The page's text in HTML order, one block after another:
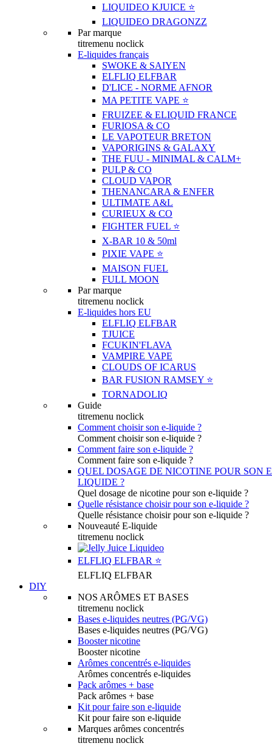
LIQUIDEO KJUICE ⭐️
LIQUIDEO DRAGONZZ
Par marque
titremenu noclick
E-liquides français
SWOKE & SAIYEN
ELFLIQ ELFBAR
D'LICE - NORME AFNOR
MA PETITE VAPE ⭐️
FRUIZEE & ELIQUID FRANCE
FURIOSA & CO
LE VAPOTEUR BRETON
VAPORIGINS & GALAXY
THE FUU - MINIMAL & CALM+
PULP & CO
CLOUD VAPOR
THENANCARA & ENFER
ULTIMATE A&L
CURIEUX & CO
FIGHTER FUEL ⭐️
X-BAR 10 & 50ml
PIXIE VAPE ⭐️
MAISON FUEL
FULL MOON
Par marque
titremenu noclick
E-liquides hors EU
ELFLIQ ELFBAR
TJUICE
FCUKIN'FLAVA
VAMPIRE VAPE
CLOUDS OF ICARUS
BAR FUSION RAMSEY ⭐️
TORNADOLIQ
Guide
titremenu noclick
Comment choisir son e-liquide ?
Comment choisir son e-liquide ?
Comment faire son e-liquide ?
Comment faire son e-liquide ?
QUEL DOSAGE DE NICOTINE POUR SON
LIQUIDE ?
Quel dosage de nicotine pour son e-liquide ?
Quelle résistance choisir pour son e-liquide ?
Quelle résistance choisir pour son e-liquide ?
Nouveauté E-liquide
titremenu noclick
ELFLIQ ELFBAR ⭐️
ELFLIQ ELFBAR
DIY
NOS ARÔMES ET BASES
titremenu noclick
Bases e-liquides neutres (PG/VG)
Bases e-liquides neutres (PG/VG)
Booster nicotine
Booster nicotine
Arômes concentrés e-liquides
Arômes concentrés e-liquides
Pack arômes + base
Pack arômes + base
Kit pour faire son e-liquide
Kit pour faire son e-liquide
Marques arômes concentrés
titremenu noclick